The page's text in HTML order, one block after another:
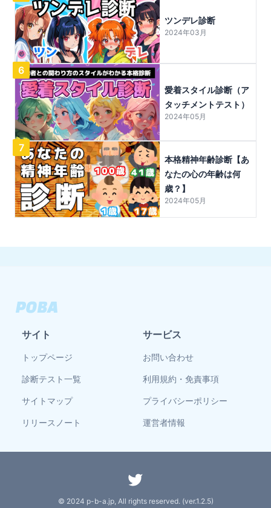
ツンデレ診断
2024年03月
6
愛着スタイル診断（ア
タッチメントテスト）
2024年05月
7
本格精神年齢診断【あ
なたの心の年齢は何
歳？】
2024年05月
サイト
トップページ
診断テスト一覧
サイトマップ
リリースノート
サービス
お問い合わせ
利用規約・免責事項
プライバシーポリシー
運営者情報
© 2024 p-b-a.jp, All rights reserved. (ver.1.2.5)